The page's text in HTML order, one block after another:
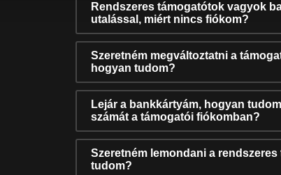
Rendszeres támogatótok vagyok
utalással, miért nincs fiókom?
Szeretném megváltoztatni a
hogyan tudom?
Lejár a bankkártyám, hogyan
számát a támogatói fiókomban?
Szeretném lemondani a
tudom?